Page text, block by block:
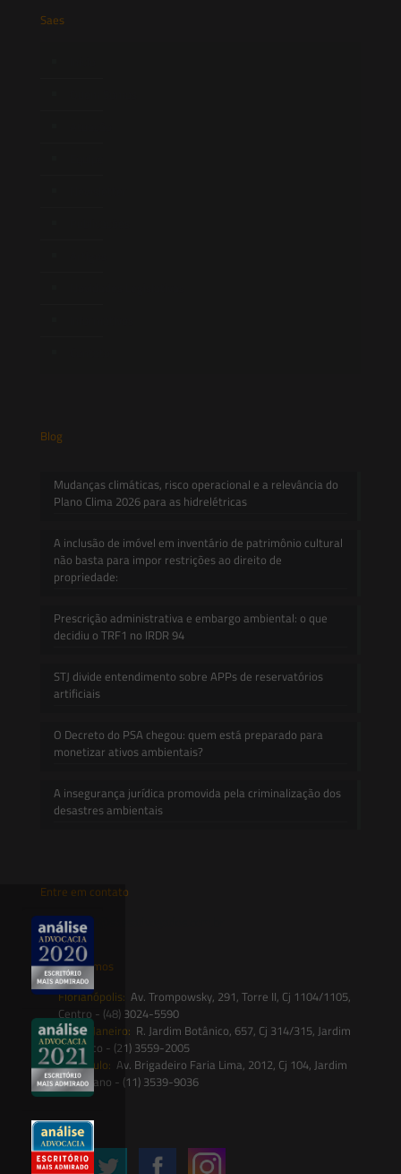
Saes
Blog
Mudanças climáticas, risco operacional e a relevância do
Plano Clima 2026 para as hidrelétricas
A inclusão de imóvel em inventário de patrimônio cultural
não basta para impor restrições ao direito de
propriedade:
Prescrição administrativa e embargo ambiental: o que
decidiu o TRF1 no IRDR 94
STJ divide entendimento sobre APPs de reservatórios
artificiais
O Decreto do PSA chegou: quem está preparado para
monetizar ativos ambientais?
A insegurança jurídica promovida pela criminalização dos
desastres ambientais
Entre em contato
contato@saesadvogados.com.br
Onde estamos
Florianópolis: Av. Trompowsky, 291, Torre II, Cj 1104/1105,
Centro - (48) 3024-5590
Rio de Janeiro: R. Jardim Botânico, 657, Cj 314/315, Jardim
Botânico - (21) 3559-2005
São Paulo: Av. Brigadeiro Faria Lima, 2012, Cj 104, Jardim
Paulistano - (11) 3539-9036
Siga-nos